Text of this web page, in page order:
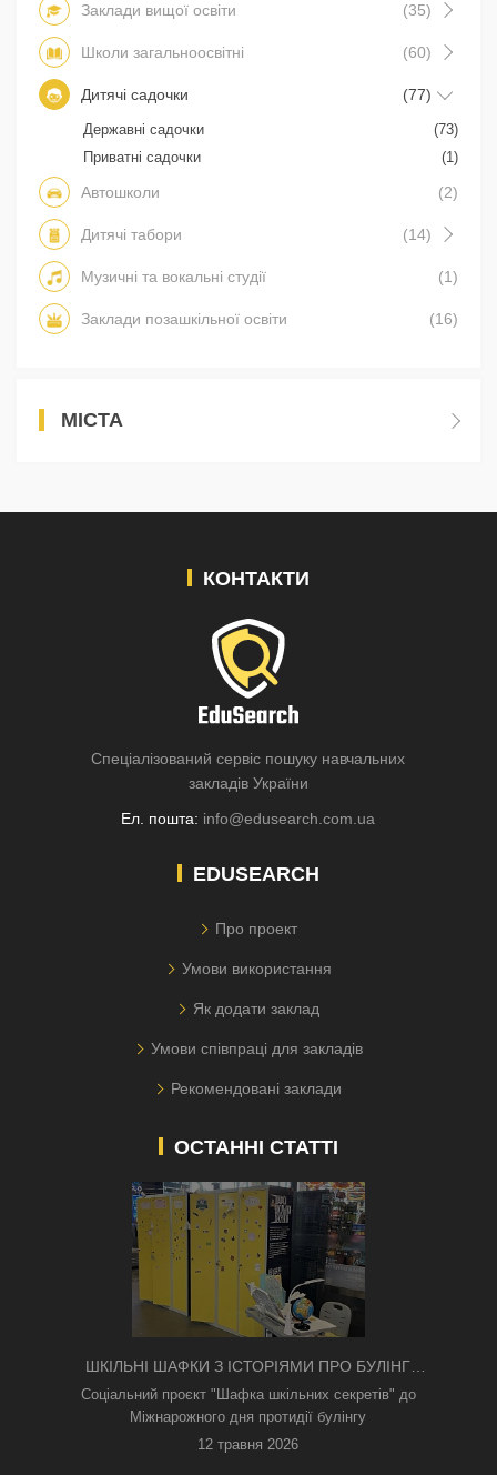
Заклади вищої освіти (35)
Школи загальноосвітні (60)
Дитячі садочки (77)
Державні садочки
(73)
Приватні садочки
(1)
Автошколи (2)
Дитячі табори (14)
Музичні та вокальні студії (1)
Заклади позашкільної освіти (16)
МІСТА
КОНТАКТИ
Спеціалізований сервіс пошуку навчальних
закладів України
Ел. пошта: info@edusearch.com.ua
EDUSEARCH
Про проект
Умови використання
Як додати заклад
Умови співпраці для закладів
Рекомендовані заклади
ОСТАННІ СТАТТІ
ШКІЛЬНІ ШАФКИ З ІСТОРІЯМИ ПРО БУЛІНГ
З'ЯВИЛИСЯ В КИЄВІ
Соціальний проєкт "Шафка шкільних секретів" до
Міжнарожного дня протидії булінгу
12 травня 2026